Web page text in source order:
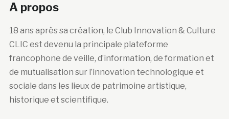
A propos
18 ans après sa création, le Club Innovation & Culture
CLIC est devenu la principale plateforme
francophone de veille, d’information, de formation et
de mutualisation sur l’innovation technologique et
sociale dans les lieux de patrimoine artistique,
historique et scientifique.